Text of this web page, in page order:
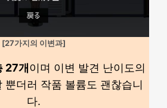
[27가지의 이변과]
27개 이며 이변 발견 난이도의
뿐더러 작품 볼륨도 괜찮습니
다.